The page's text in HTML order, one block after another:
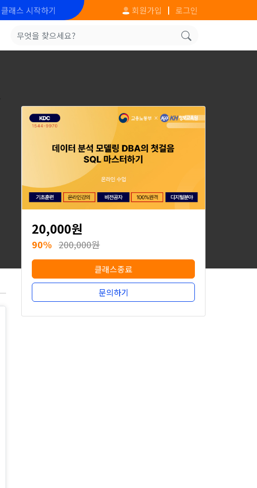
클래스 시작하기 회원가입 로그인
20,000원
90% 200,000원
클래스종료
문의하기